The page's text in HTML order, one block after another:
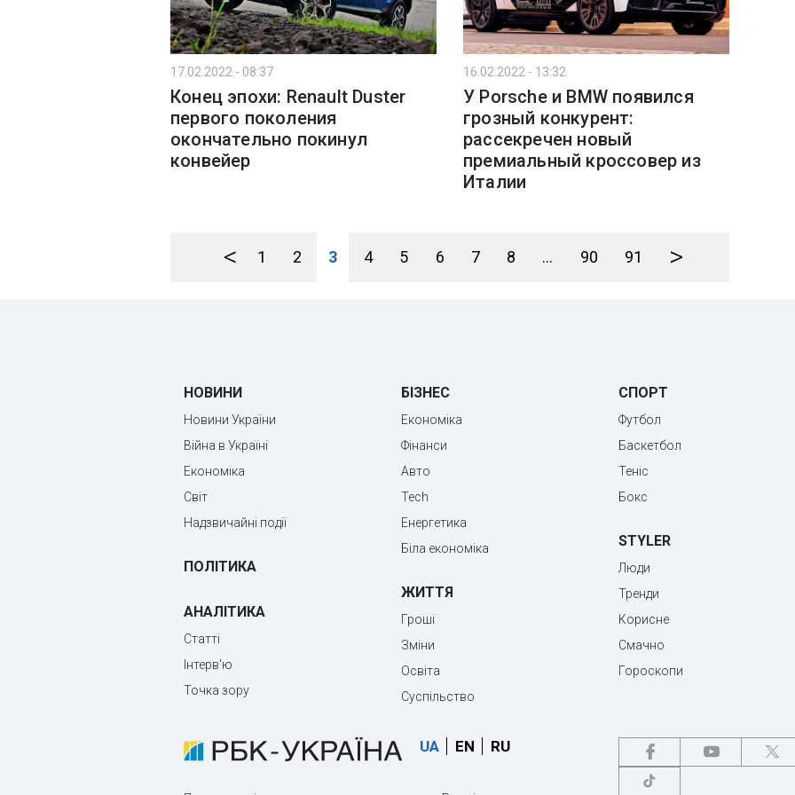
17.02.2022 - 08:37
Конец эпохи: Renault Duster
первого поколения
окончательно покинул
конвейер
16.02.2022 - 13:32
У Porsche и BMW появился
грозный конкурент:
рассекречен новый
премиальный кроссовер из
Италии
< 1 2 3 4 5 6 7 8 ... 90 91 >
НОВИНИ
Новини України
Війна в Україні
Економіка
Світ
Надзвичайні події
ПОЛІТИКА
АНАЛІТИКА
Статті
Інтерв'ю
Точка зору
БІЗНЕС
Економіка
Фінанси
Авто
Tech
Енергетика
Біла економіка
ЖИТТЯ
Гроші
Зміни
Освіта
Суспільство
СПОРТ
Футбол
Баскетбол
Теніс
Бокс
STYLER
Люди
Тренди
Корисне
Смачно
Гороскопи
UA EN RU